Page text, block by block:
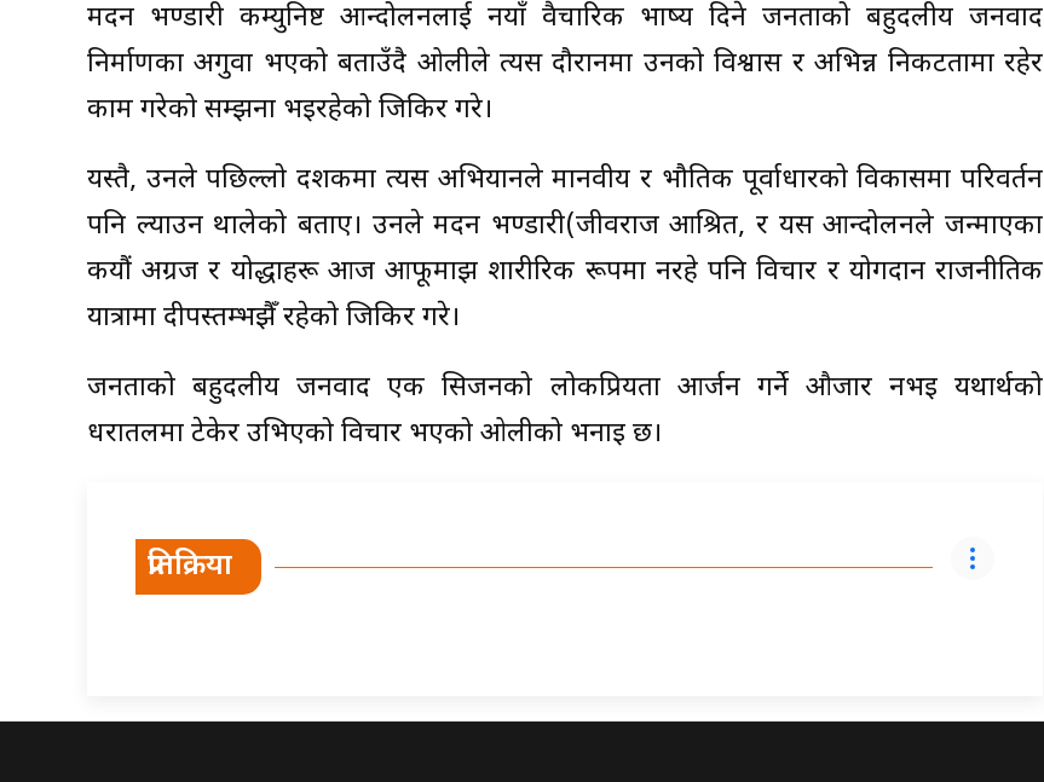
मदन भण्डारी कम्युनिष्ट आन्दोलनलाई नयाँ वैचारिक भाष्य दिने जनताको बहुदलीय जनवाद
निर्माणका अगुवा भएको बताउँदै ओलीले त्यस दौरानमा उनको विश्वास र अभिन्न निकटतामा रहेर
काम गरेको सम्झना भइरहेको जिकिर गरे।
यस्तै, उनले पछिल्लो दशकमा त्यस अभियानले मानवीय र भौतिक पूर्वाधारको विकासमा परिवर्तन
पनि ल्याउन थालेको बताए। उनले मदन भण्डारी(जीवराज आश्रित, र यस आन्दोलनले जन्माएका
कयौं अग्रज र योद्धाहरू आज आफूमाझ शारीरिक रूपमा नरहे पनि विचार र योगदान राजनीतिक
यात्रामा दीपस्तम्भझैँ रहेको जिकिर गरे।
जनताको बहुदलीय जनवाद एक सिजनको लोकप्रियता आर्जन गर्ने औजार नभइ यथार्थको
धरातलमा टेकेर उभिएको विचार भएको ओलीको भनाइ छ।
प्रतिक्रिया